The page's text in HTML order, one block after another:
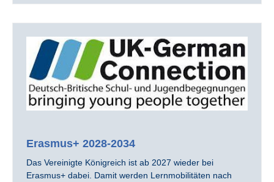
Erasmus+ 2028-2034
Das Vereinigte Königreich ist ab 2027 wieder bei
Erasmus+ dabei. Damit werden Lernmobilitäten nach